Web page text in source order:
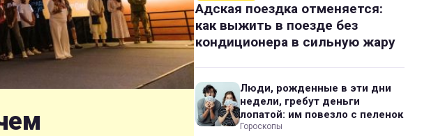
Адская поездка отменяется:
как выжить в поезде без
кондиционера в сильную жару
Люди, рожденные в эти дни
недели, гребут деньги
лопатой: им повезло с пеленок
Гороскопы